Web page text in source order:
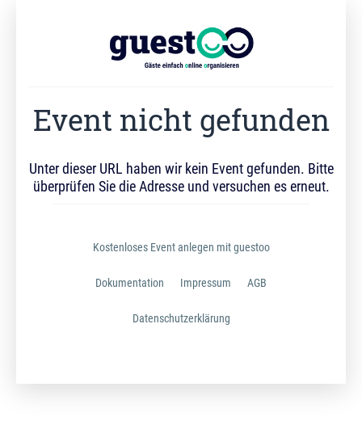
Event nicht gefunden
Unter dieser URL haben wir kein Event gefunden. Bitte
überprüfen Sie die Adresse und versuchen es erneut.
Kostenloses Event anlegen mit guestoo
Dokumentation Impressum AGB
Datenschutzerklärung